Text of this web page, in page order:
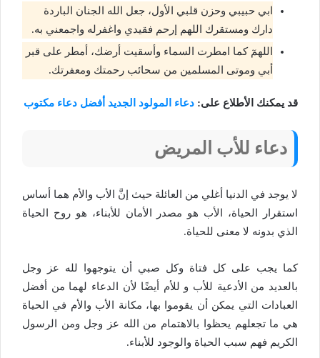
ابي حبيبي وحزن قلبي الأول، جعل الله الجنان الباردة
دارك ومستقرك اللهم إرحم فقيدي واغفرله واجمعني به.
اللهمٓ كما امطرت السماء وأسقيت أرضك، أمطر على قبر
أبي وموتى المسلمين من سحائب رحمتك ومعفرتك.
قد يمكنك الأطلاع على: دعاء المولود الجديد أفضل دعاء مكتوب
دعاء للأب المريض
لا يوجد في الدنيا أغلي من العائلة حيث إنَّ الأب والأم هما أساس
استقرار الحياة، الأب هو مصدر الأمان للأبناء، هو روح الحياة
الذي بدونه لا معنى للحياة.
كما يجب على كل فتاة وكل صبي أن يتوجهوا لله عز وجل
بالعديد من الأدعية للأب و للأم أيضًا لأن الدعاء لهما من أفضل
العبادات التي يمكن أن يقوموا بها، مكانة الأب والأم في الحياة
هي ما تجعلهم يحظوا بالاهتمام من الله عز وجل ومن الرسول
الكريم فهم سبب الحياة والوجود للأبناء.